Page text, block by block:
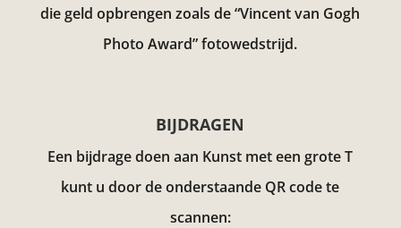
die geld opbrengen zoals de “Vincent van Gogh
Photo Award” fotowedstrijd.
BIJDRAGEN
Een bijdrage doen aan Kunst met een grote T
kunt u door de onderstaande QR code te
scannen: